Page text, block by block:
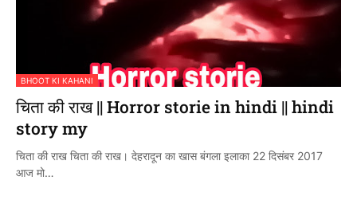
BHOOT KI KAHANI
चिता की राख || Horror storie in hindi || hindi
story my
चिता की राख चिता की राख। देहरादून का खास बंगला इलाका 22 दिसंबर 2017
आज मो…